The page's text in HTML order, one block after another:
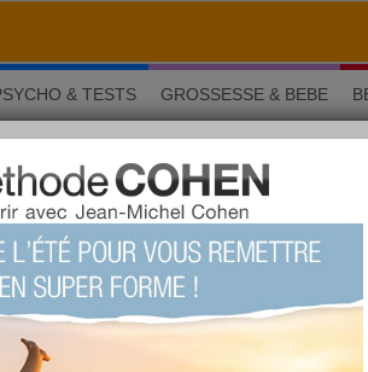
& TESTS GROSSESSE & BEBE
LU 110591 fois COMMENTÉ 0 fois